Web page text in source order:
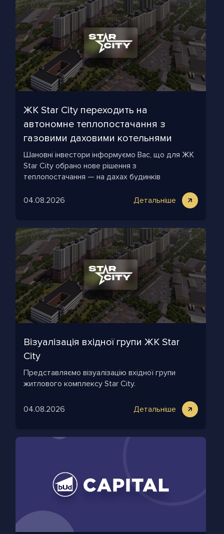
ЖК Star City переходить на
автономне теплопостачання з
газовими даховими котельнями
Шановні інвестори інформуємо Вас, що для ЖК
Star City обрано нове рішення з
теплопостачання — на дахах будинків
04.08.2026
Детальніше
Візуалізація вхідної групи ЖК Star
City
Представляємо візуалізацію вхідної групи
житлового комплексу Star City.
04.08.2026 Детальніше